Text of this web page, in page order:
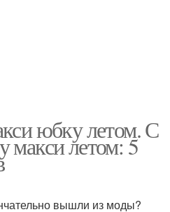
юбку летом. С
макси летом: 5
вышли из моды?